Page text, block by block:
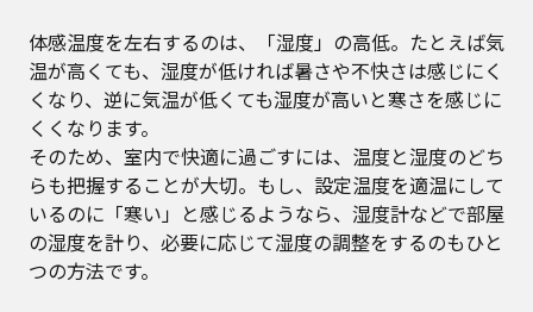
体感温度を左右するのは、「湿度」の高低。たとえば気
温が高くても、湿度が低ければ暑さや不快さは感じにく
くなり、逆に気温が低くても湿度が高いと寒さを感じに
くくなります。
そのため、室内で快適に過ごすには、温度と湿度のどち
らも把握することが大切。もし、設定温度を適温にして
いるのに「寒い」と感じるようなら、湿度計などで部屋
の湿度を計り、必要に応じて湿度の調整をするのもひと
つの方法です。